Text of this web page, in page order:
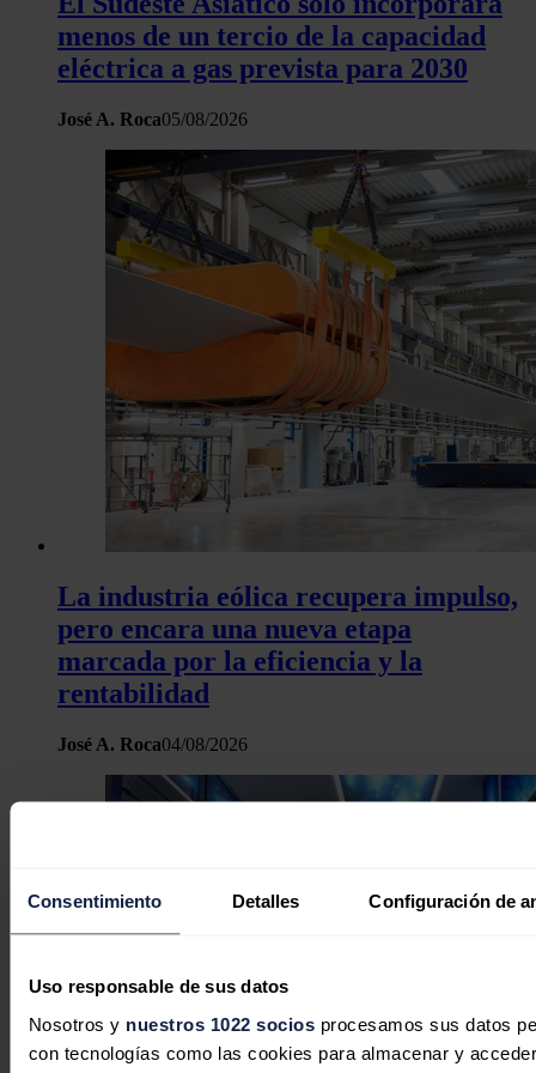
Consentimiento Detalles Configuración de
Uso responsable de sus datos
Nosotros y nuestros 1022 sociosprocesamos sus datos
con tecnologías como las cookies para almacenar y
menos de un tercio de la capacidad
eléctrica a gas prevista para 2030
José A. Roca05/08/2026
La industria eólica recupera impulso,
pero encara una nueva etapa
marcada por la eficiencia y la
rentabilidad
José A. Roca04/08/2026